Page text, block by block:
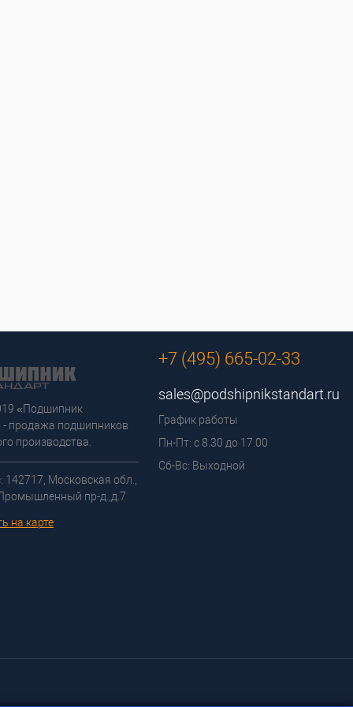
«Подшипник
- продажа подшипников
производства.
142717, Московская обл.,
пр-д.,д.7
на карте
+7 (495) 665-02-33
sales@podshipnikstandart.ru
График работы
Пн-Пт: с 8.30 до 17.00
Сб-Вс: Выходной